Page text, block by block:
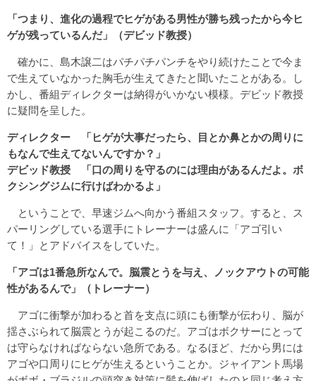
「つまり、進化の過程でヒゲがある男性が勝ち残ったから今ヒ
ゲが残っているんだ」（デビッド教授）
確かに、島木譲二はパチパチパンチをやり続けたことで今ま
で生えていなかった胸毛が生えてきたと聞いたことがある。し
かし、番組ディレクターは納得がいかない模様。デビッド教授
に疑問を呈した。
ディレクター 「ヒゲが大事だったら、目とか鼻とかの周りに
もなんで生えてないんですか？」
デビッド教授 「口の周りを守るのには理由があるんだよ。ボ
クシングジムに行けばわかるよ」
ということで、早速ジムへ向かう番組スタッフ。すると、ス
パーリングしている選手にトレーナーは盛んに「アゴ引い
て！」とアドバイスをしていた。
「アゴは1番急所なんで。脳震とうを与え、ノックアウトの可能
性があるんで」（トレーナー）
アゴに衝撃が加わると首を支点に頭にも衝撃が伝わり、脳が
揺さぶられて脳震とうが起こるのだ。アゴはボクサーにとって
は守らなければならない急所である。なるほど、だから男には
アゴや口周りにヒゲが生えるということか。ジャイアント馬場